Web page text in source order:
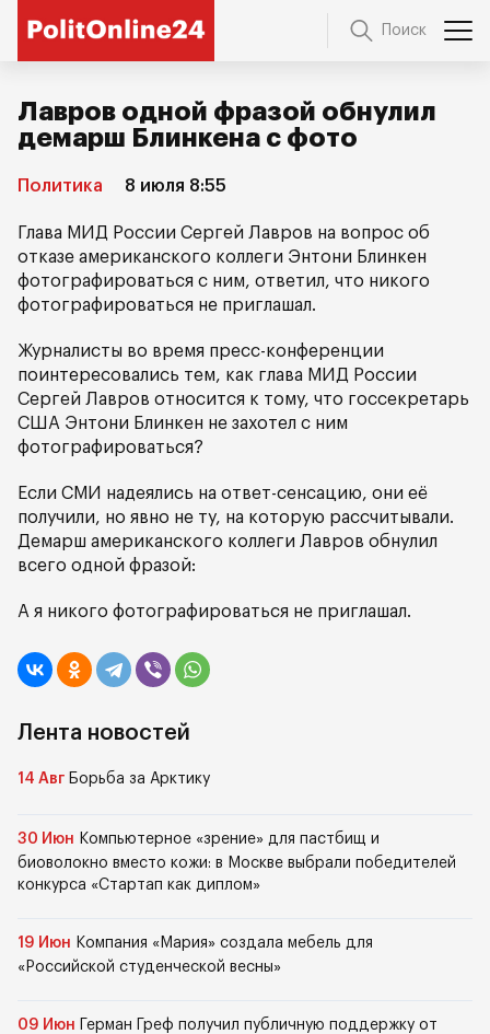
Поиск
Лавров одной фразой обнулил
демарш Блинкена с фото
Политика 8 июля 8:55
Глава МИД России Сергей Лавров на вопрос об
отказе американского коллеги Энтони Блинкен
фотографироваться с ним, ответил, что никого
фотографироваться не приглашал.
Журналисты во время пресс-конференции
поинтересовались тем, как глава МИД России
Сергей Лавров относится к тому, что госсекретарь
США Энтони Блинкен не захотел с ним
фотографироваться?
Если СМИ надеялись на ответ-сенсацию, они её
получили, но явно не ту, на которую рассчитывали.
Демарш американского коллеги Лавров обнулил
всего одной фразой:
А я никого фотографироваться не приглашал.
Лента новостей
14 Авг Борьба за Арктику
30 Июн Компьютерное «зрение» для пастбищ и
биоволокно вместо кожи: в Москве выбрали победителей
конкурса «Стартап как диплом»
19 Июн Компания «Мария» создала мебель для
«Российской студенческой весны»
09 Июн
Герман Греф получил публичную поддержку от